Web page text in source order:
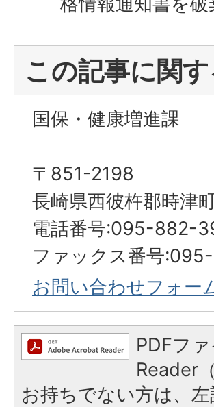
この記事に関
国保・健康増進課
〒851-2198
長崎県西彼杵郡時津
電話番号:095-882-
ファックス番号
お問い合わせフォー
PDFフ
Reader
お持ちでない方は、